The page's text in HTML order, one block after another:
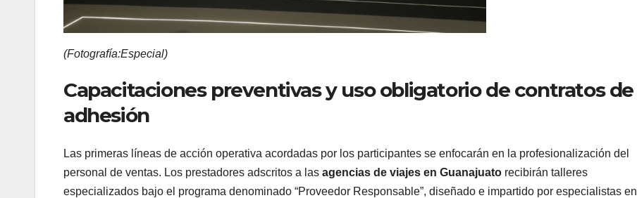
(Fotografía:Especial)
Capacitaciones preventivas y uso obligatorio de contratos de
adhesión
Las primeras líneas de acción operativa acordadas por los participantes se enfocarán en la profesionalización del
personal de ventas. Los prestadores adscritos a las agencias de viajes en Guanajuato recibirán talleres
especializados bajo el programa denominado “Proveedor Responsable”, diseñado e impartido por especialistas en